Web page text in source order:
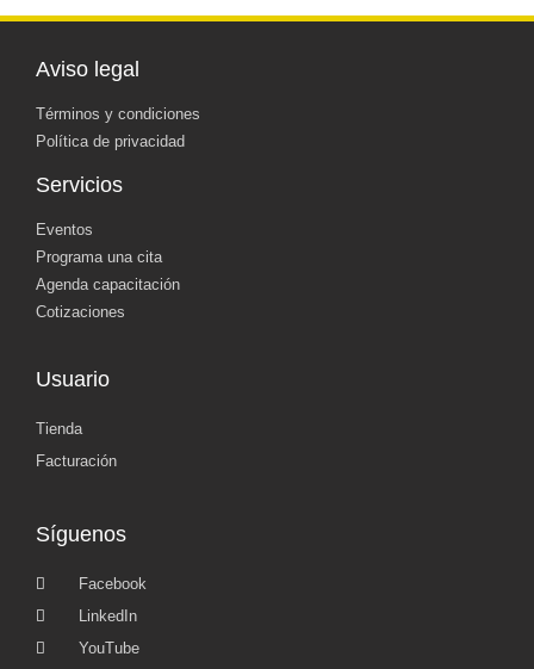
Aviso legal
Términos y condiciones
Política de privacidad
Servicios
Eventos
Programa una cita
Agenda capacitación
Cotizaciones
Usuario
Tienda
Facturación
Síguenos
Facebook
LinkedIn
YouTube